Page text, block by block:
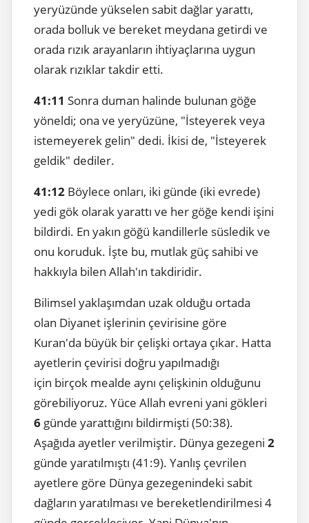
yeryüzünde yükselen sabit dağlar yarattı,
orada bolluk ve bereket meydana getirdi ve
orada rızık arayanların ihtiyaçlarına uygun
olarak rızıklar takdir etti.
41:11 Sonra duman halinde bulunan göğe
yöneldi; ona ve yeryüzüne, "İsteyerek veya
istemeyerek gelin" dedi. İkisi de, "İsteyerek
geldik" dediler.
41:12 Böylece onları, iki günde (iki evrede)
yedi gök olarak yarattı ve her göğe kendi işini
bildirdi. En yakın göğü kandillerle süsledik ve
onu koruduk. İşte bu, mutlak güç sahibi ve
hakkıyla bilen Allah'ın takdiridir.
Bilimsel yaklaşımdan uzak olduğu ortada
olan Diyanet işlerinin çevirisine göre
Kuran'da büyük bir çelişki ortaya çıkar. Hatta
ayetlerin çevirisi doğru yapılmadığı
için birçok mealde aynı çelişkinin olduğunu
görebiliyoruz. Yüce Allah evreni yani gökleri
6 günde yarattığını bildirmişti (50:38).
Aşağıda ayetler verilmiştir. Dünya gezegeni 2
günde yaratılmıştı (41:9). Yanlış çevrilen
ayetlere göre Dünya gezegenindeki sabit
dağların yaratılması ve bereketlendirilmesi 4